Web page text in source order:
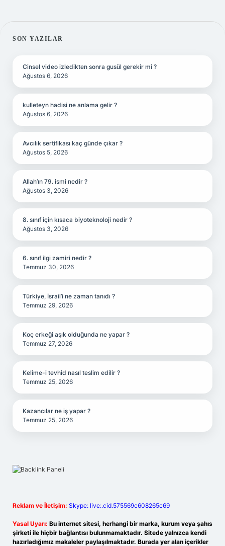
SIDEBAR
SON YAZILAR
Cinsel video izledikten sonra gusül gerekir mi ?
Ağustos 6, 2026
kulleteyn hadisi ne anlama gelir ?
Ağustos 6, 2026
Avcılık sertifikası kaç günde çıkar ?
Ağustos 5, 2026
Allah’ın 79. ismi nedir ?
Ağustos 3, 2026
8. sınıf için kısaca biyoteknoloji nedir ?
Ağustos 3, 2026
6. sınıf ilgi zamiri nedir ?
Temmuz 30, 2026
Türkiye, İsrail’i ne zaman tanıdı ?
Temmuz 29, 2026
Koç erkeği aşık olduğunda ne yapar ?
Temmuz 27, 2026
Kelime-i tevhid nasıl teslim edilir ?
Temmuz 25, 2026
Kazancılar ne iş yapar ?
Temmuz 25, 2026
Reklam ve İletişim: Skype: live:.cid.575569c608265c69
Yasal Uyarı: Bu internet sitesi, herhangi bir marka, kurum veya şahıs
şirketi ile hiçbir bağlantısı bulunmamaktadır. Sitede yalnızca kendi
hazırladığımız makaleler paylaşılmaktadır. Burada yer alan içerikler